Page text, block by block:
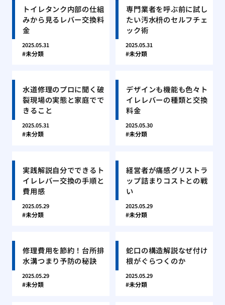
トイレタンク内部の仕組
みから見るレバー交換料
金
2025.05.31
未分類
専門業者を呼ぶ前に試し
たい汚水枡のセルフチェ
ック術
2025.05.31
未分類
水道修理のプロに聞く破
裂現場の実態と家庭でで
きること
2025.05.31
未分類
デザインも機能も色々ト
イレレバーの種類と交換
料金
2025.05.30
未分類
実践解説自分でできるト
イレレバー交換の手順と
費用感
2025.05.29
未分類
経営者が痛感グリストラ
ップ詰まりコストとの戦
い
2025.05.29
未分類
修理費用を節約！台所排
水溝つまり予防の秘訣
2025.05.29
未分類
蛇口の構造解説なぜ付け
根がぐらつくのか
2025.05.29
未分類